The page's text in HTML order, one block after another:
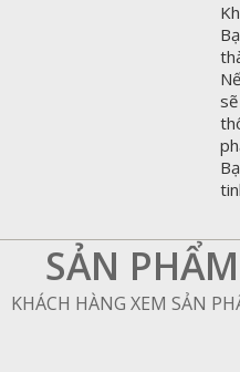
SẢN
KHÁCH HÀNG XEM SẢN